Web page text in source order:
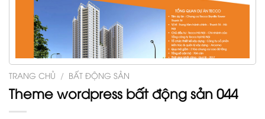
TRANG CHỦ / BẤT ĐỘNG SẢN
Theme wordpress bất động sản 044